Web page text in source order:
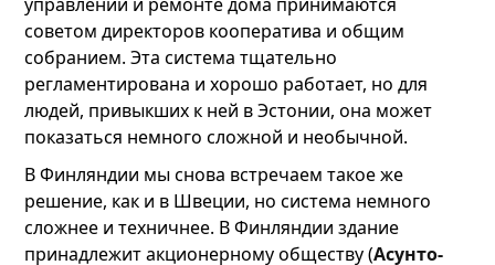
советом директоров кооператива и общим
собранием. Эта система тщательно
регламентирована и хорошо работает, но для
людей, привыкших к ней в Эстонии, она может
показаться немного сложной и необычной.
В Финляндии мы снова встречаем такое же
решение, как и в Швеции, но система немного
сложнее и техничнее. В Финляндии здание
принадлежит акционерному обществу (Асунто-